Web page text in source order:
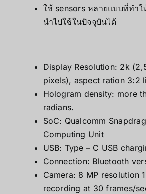
ใช้ sensors หลายแบบที่ทำ
นำไปใช้ในปัจจุบันได้
Display Resolution: 2k
pixels), aspect ration 3:2
Hologram density: more
radians.
SoC: Qualcomm
Computing Unit
USB: Type – C USB
Connection: Bluetooth
Camera: 8 MP resolution
recording at 30 frames/